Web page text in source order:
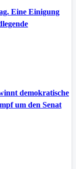
Eine Einigung
demokratische
um den Senat